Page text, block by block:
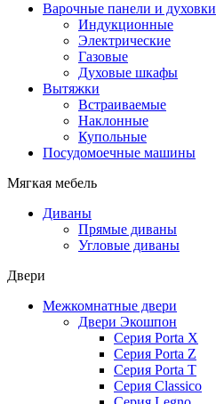
Варочные панели и духовки
Индукционные
Электрические
Газовые
Духовые шкафы
Вытяжки
Встраиваемые
Наклонные
Купольные
Посудомоечные машины
Мягкая мебель
Диваны
Прямые диваны
Угловые диваны
Двери
Межкомнатные двери
Двери Экошпон
Серия Porta X
Серия Porta Z
Серия Porta T
Серия Classico